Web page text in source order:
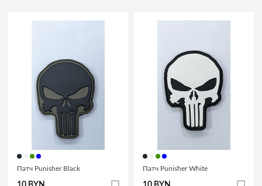
Патч Punisher Black Патч Punisher White